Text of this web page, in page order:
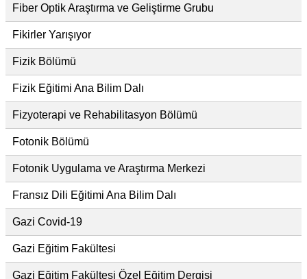
Fiber Optik Araştırma ve Geliştirme Grubu
Fikirler Yarışıyor
Fizik Bölümü
Fizik Eğitimi Ana Bilim Dalı
Fizyoterapi ve Rehabilitasyon Bölümü
Fotonik Bölümü
Fotonik Uygulama ve Araştırma Merkezi
Fransız Dili Eğitimi Ana Bilim Dalı
Gazi Covid-19
Gazi Eğitim Fakültesi
Gazi Eğitim Fakültesi Özel Eğitim Dergisi